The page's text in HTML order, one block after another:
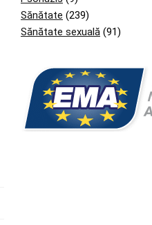
Sănătate (239)
Sănătate sexuală (91)